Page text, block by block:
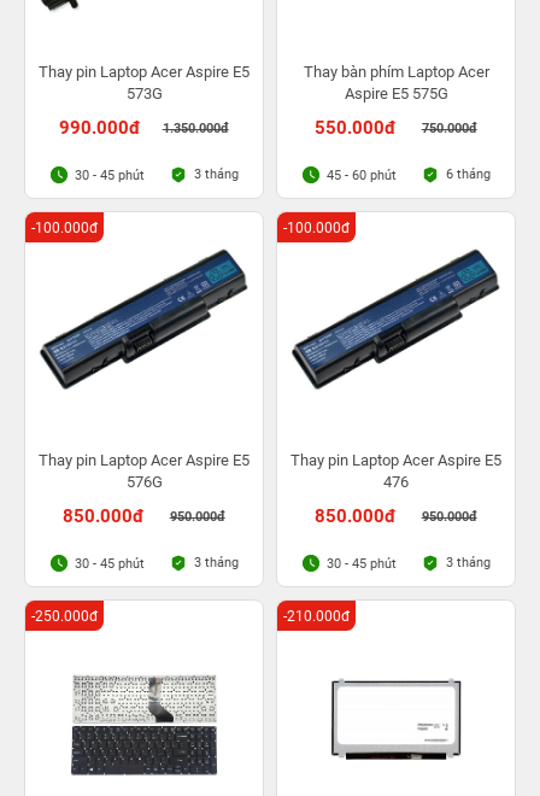
Thay pin Laptop Acer Aspire E5
573G
990.000đ 1.350.000đ
30 - 45 phút 3 tháng
Thay bàn phím Laptop Acer
Aspire E5 575G
550.000đ 750.000đ
45 - 60 phút 6 tháng
Thay pin Laptop Acer Aspire E5
576G
850.000đ 950.000đ
-100.000đ
30 - 45 phút 3 tháng
Thay pin Laptop Acer Aspire E5
476
850.000đ 950.000đ
-100.000đ
30 - 45 phút 3 tháng
-250.000đ -210.000đ